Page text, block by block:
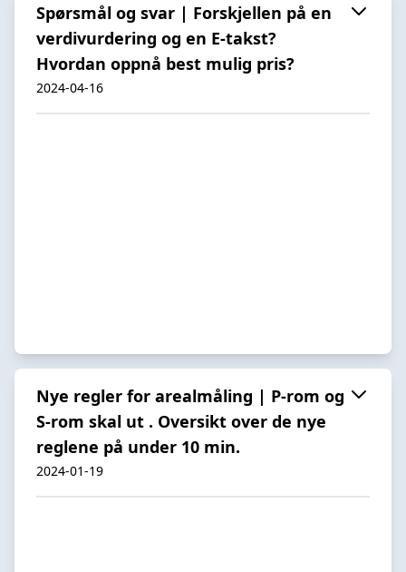
Spørsmål og svar | Forskjellen på en
verdivurdering og en E-takst?
Hvordan oppnå best mulig pris?
2024-04-16
Nye regler for arealmåling | P-rom og
S-rom skal ut . Oversikt over de nye
reglene på under 10 min.
2024-01-19